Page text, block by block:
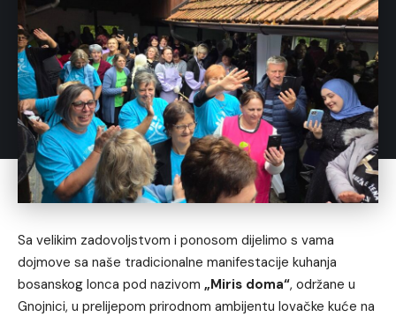
Sa velikim zadovoljstvom i ponosom dijelimo s vama
dojmove sa naše tradicionalne manifestacije kuhanja
bosanskog lonca pod nazivom „Miris doma“, održane u
Gnojnici, u prelijepom prirodnom ambijentu lovačke kuće na